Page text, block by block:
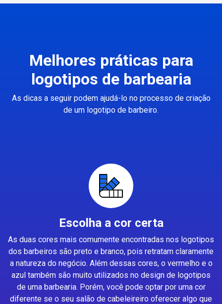
Melhores práticas para
logotipos de barbearia
As dicas a seguir podem ajudá-lo no processo de criação
de um logotipo de barbeiro.
Escolha a cor certa
As duas cores mais comumente encontradas nos logotipos
dos barbeiros são preto e branco, pois retratam claramente
a natureza do negócio. Além dessas cores, o vermelho e o
azul também são muito utilizados no design de logotipos
de uma barbearia. Porém, você pode optar por uma cor
diferente se o seu salão de cabeleireiro oferecer algo que